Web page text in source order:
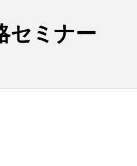
セミナー